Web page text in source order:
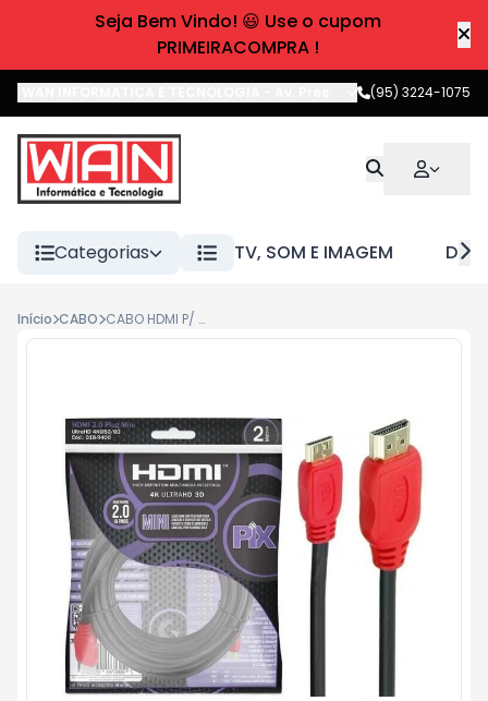
Seja Bem Vindo! 😃 Use o cupom
PRIMEIRACOMPRA !
Av. Pres. Castelo Branco,Boa
(95) 3224-1075
Categorias TV, SOM E IMAGEM
Início CABO CABO HDMI P/ MINI HDMI 2.0 4K 018-9400 PIX